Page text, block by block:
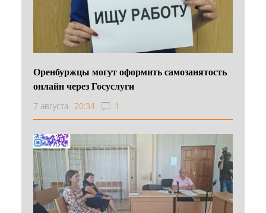
Оренбуржцы могут оформить самозанятость
онлайн через Госуслуги
7 августа 20:34 1